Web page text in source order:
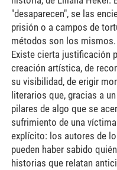
"desaparecen", se las
prisión o a campos de
métodos son los
Existe cierta justificación
creación artística, de
su visibilidad, de erigir
literarios que, gracias a
pilares de algo que se
sufrimiento de una
explícito: los autores de
pueden haber sabido
historias que relatan